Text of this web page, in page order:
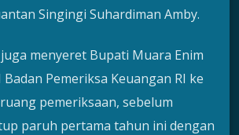
Singingi Suhardiman Amby.
juga menyeret Bupati Muara Enim
Badan Pemeriksa Keuangan RI ke
pemeriksaan, sebelum
paruh pertama tahun ini dengan